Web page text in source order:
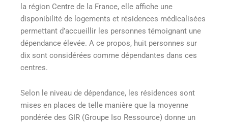
la région Centre de la France, elle affiche une
disponibilité de logements et résidences médicalisées
permettant d’accueillir les personnes témoignant une
dépendance élevée. A ce propos, huit personnes sur
dix sont considérées comme dépendantes dans ces
centres.
Selon le niveau de dépendance, les résidences sont
mises en places de telle manière que la moyenne
pondérée des GIR (Groupe Iso Ressource) donne un